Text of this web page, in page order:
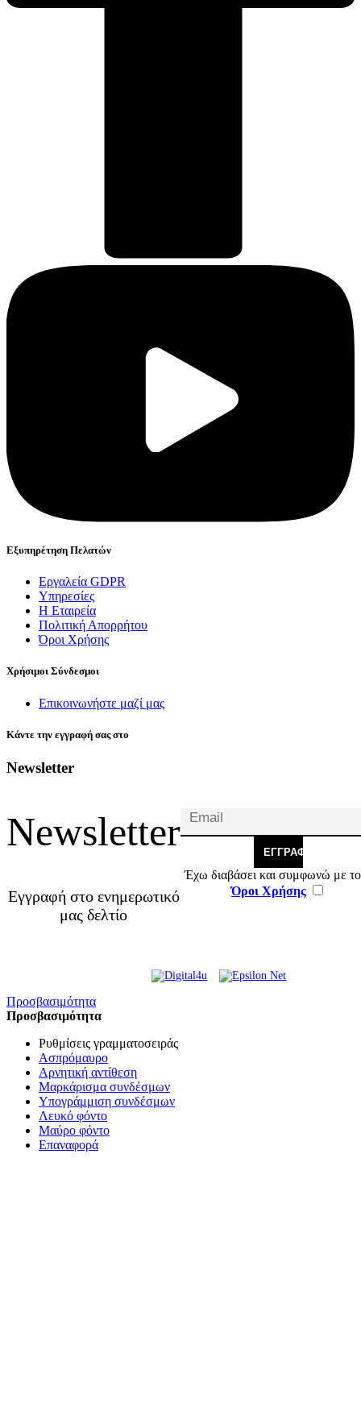
Εξυπηρέτηση Πελατών
Εργαλεία GDPR
Υπηρεσίες
Η Εταιρεία
Πολιτική Απορρήτου
Όροι Χρήσης
Χρήσιμοι Σύνδεσμοι
Επικοινωνήστε μαζί μας
Κάντε την εγγραφή σας στο
Newsletter
Newsletter
Εγγραφή στο ενημερωτικό
μας δελτίο
ΕΓΓΡΑΦΉ
Έχω διαβάσει και συμφωνώ με
Όροι Χρήσης
Προσβασιμότητα
Προσβασιμότητα
Ρυθμίσεις γραμματοσειράς
Ασπρόμαυρο
Αρνητική αντίθεση
Μαρκάρισμα συνδέσμων
Υπογράμμιση συνδέσμων
Λευκό φόντο
Μαύρο φόντο
Επαναφορά